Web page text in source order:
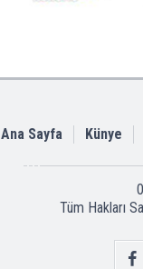
Ana Sayfa Künye
Tüm Hakları